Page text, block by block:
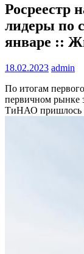
Росреестр
лидеры по
январе ::
18.02.2023 admin
По итогам
первичном рынке
ТиНАО пришлось